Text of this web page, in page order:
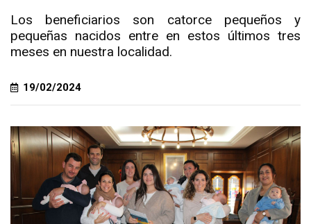
Los beneficiarios son catorce pequeños y
pequeñas nacidos entre en estos últimos tres
meses en nuestra localidad.
19/02/2024